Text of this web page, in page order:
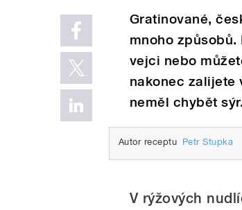
Gratinované,
mnoho
vejci nebo
nakonec zalijete
neměl chybět sýr.
Autor receptu Petr Stupka
V rýžových